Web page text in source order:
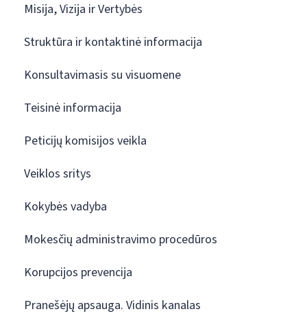
Misija, Vizija ir Vertybės
Struktūra ir kontaktinė informacija
Konsultavimasis su visuomene
Teisinė informacija
Peticijų komisijos veikla
Veiklos sritys
Kokybės vadyba
Mokesčių administravimo procedūros
Korupcijos prevencija
Pranešėjų apsauga. Vidinis kanalas